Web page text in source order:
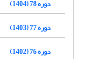
دوره 78 (1404)
دوره 77 (1403)
دوره 76 (1402)